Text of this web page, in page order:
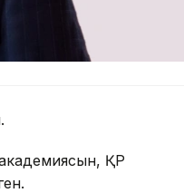
академиясын, ҚР